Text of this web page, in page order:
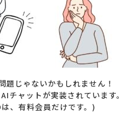
題じゃないかもしれません！
チャットが実装されています。
、有料会員だけです。)